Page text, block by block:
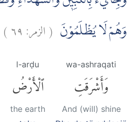
وَهُمْ لَا يُظْلَمُوْنَ (الزمر:٦٩)
wa-ashraqati
وَأَشْرَقَتِ
And (will) shine
l-arḍu
ٱلْأَرْضُ
the earth